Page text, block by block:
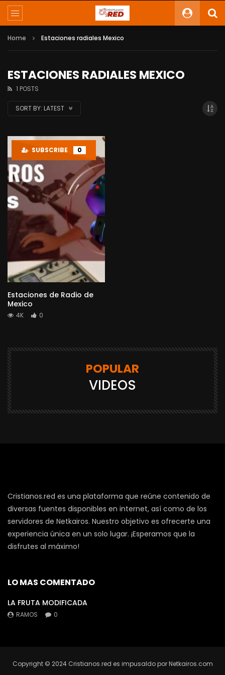
Home Estaciones radiales Mexico
ESTACIONES RADIALES MEXICO
1 POSTS
SORT BY: LATEST
SUBSCRIBE 0
Estaciones de Radio de
Mexico
4K 0
POPULAR
VIDEOS
Cristianos.red es una plataforma que reúne contenido de
diversas fuentes disponibles en internet, así como de los
servidores de Netkairos. Nuestro objetivo es ofrecerte una
experiencia única en un solo lugar. ¡Esperamos que la
disfrutes al máximo!
LO MAS COMENTADO
LA FRUTA MODIFICADA
RAMOS 0
Copyright © 2024 Cristianos.red es impusaldo por Netkairos.com